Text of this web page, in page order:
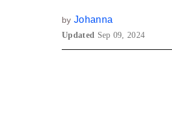
by Johanna
Updated Sep 09, 2024